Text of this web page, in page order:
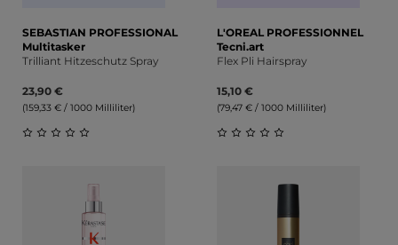
SEBASTIAN PROFESSIONAL
Multitasker
Trilliant Hitzeschutz Spray
23,90 €
(159,33 € / 1000 Milliliter)
L'OREAL PROFESSIONNEL
Tecni.art
Flex Pli Hairspray
15,10 €
(79,47 € / 1000 Milliliter)